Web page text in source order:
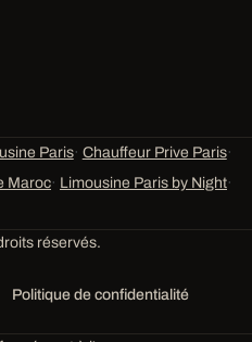
Paris· Chauffeur Prive Paris·
Maroc· Limousine Paris by Night·
réservés.
Politique de confidentialité